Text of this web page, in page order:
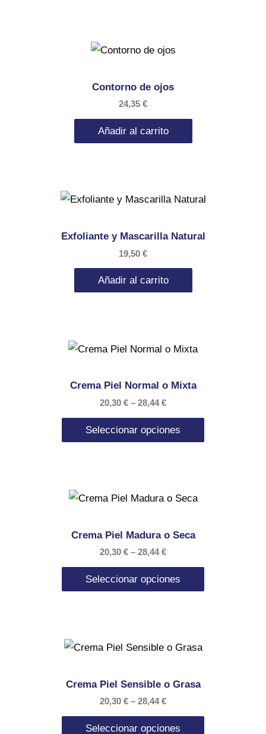
Contorno de ojos
24,35 €
Añadir al carrito
Exfoliante y Mascarilla Natural
19,50 €
Añadir al carrito
Crema Piel Normal o Mixta
20,30 € – 28,44€
Seleccionar opciones
Crema Piel Madura o Seca
20,30 € – 28,44€
Seleccionar opciones
Crema Piel Sensible o Grasa
20,30 € – 28,44€
Seleccionar opciones